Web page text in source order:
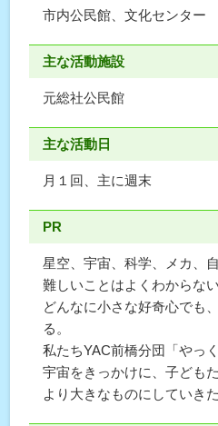
市内公民館、文化センター
主な活動施設
元総社公民館
主な活動日
月１回、主に週末
PR
星空、宇宙、科学、メカ、
難しいことはよくわからな
どんなに小さな好奇心でも
る。
私たちYAC前橋分団「やっ
宇宙をきっかけに、子ども
より大きなものにしていき